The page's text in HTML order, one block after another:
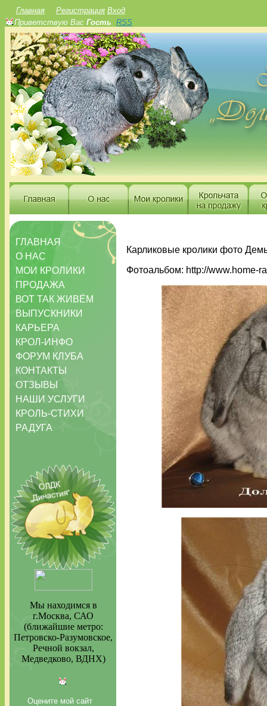
Главная Регистрация Вход
Приветствую Вас Гость RSS
ГЛАВНАЯ
О НАС
МОИ КРОЛИКИ
ПРОДАЖА
ВОТ ТАК ЖИВЁМ
ВЫПУСКНИКИ
КАРЬЕРА
КРОЛ-ИНФО
ФОРУМ КЛУБА
КОНТАКТЫ
ОТЗЫВЫ
НАШИ УСЛУГИ
КРОЛЬ-СТИХИ
РАДУГА
Мы находимся в
г.Москва, САО
(ближайшие метро:
Петровско-Разумовское,
Речной вокзал,
Медведково, ВДНХ)
Оцените мой сайт
Карликовые кролики фото
Фотоальбом: http://www.home-